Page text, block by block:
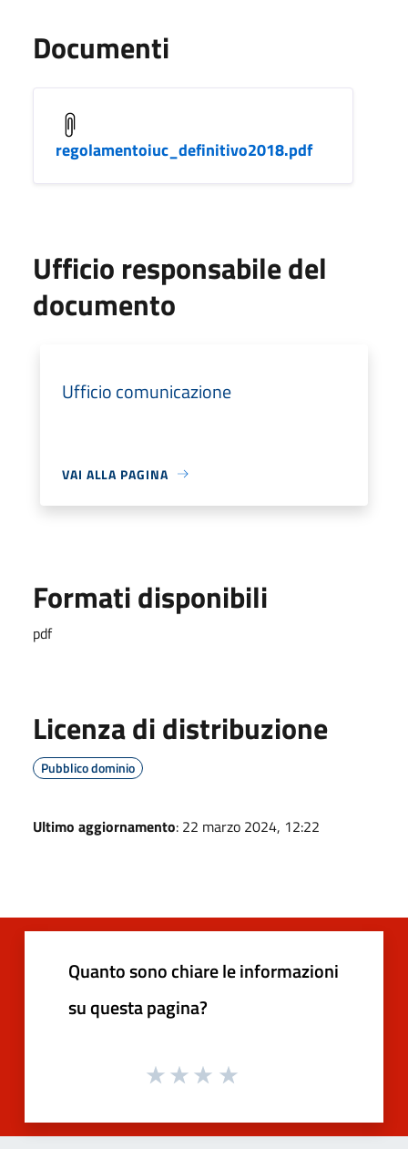
Documenti
regolamentoiuc_definitivo2018.pdf
Ufficio responsabile del
documento
Ufficio comunicazione
VAI ALLA PAGINA
Formati disponibili
pdf
Licenza di distribuzione
Pubblico dominio
Ultimo aggiornamento: 22 marzo 2024, 12:22
Quanto sono chiare le informazioni
su questa pagina?